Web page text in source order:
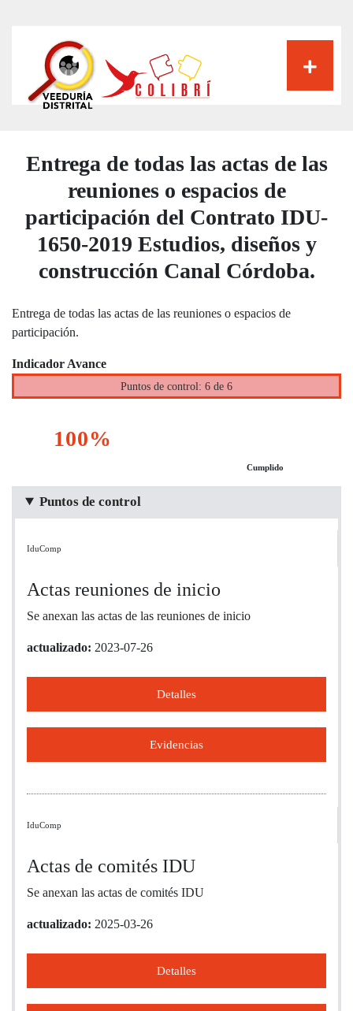
principal
Entrega de todas las actas de las
reuniones o espacios de
participación del Contrato IDU-
1650-2019 Estudios, diseños y
construcción Canal Córdoba.
Entrega de todas las actas de las reuniones o espacios de
participación.
Indicador Avance
Puntos de control: 6 de 6
100%
Cumplido
Puntos de control
IduComp
Actas reuniones de inicio
Se anexan las actas de las reuniones de inicio
actualizado: 2023-07-26
Detalles
Evidencias
IduComp
Actas de comités IDU
Se anexan las actas de comités IDU
actualizado: 2025-03-26
Detalles